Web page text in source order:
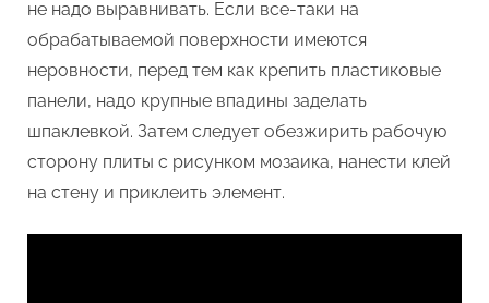
не надо выравнивать. Если все-таки на
обрабатываемой поверхности имеются
неровности, перед тем как крепить пластиковые
панели, надо крупные впадины заделать
шпаклевкой. Затем следует обезжирить рабочую
сторону плиты с рисунком мозаика, нанести клей
на стену и приклеить элемент.